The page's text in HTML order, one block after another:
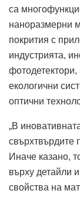
са
наноразмерни
покрития с
индустрията,
екологични
оптични
„В
свърхтвърдите
Иначе казано,
върху детайли
свойства на